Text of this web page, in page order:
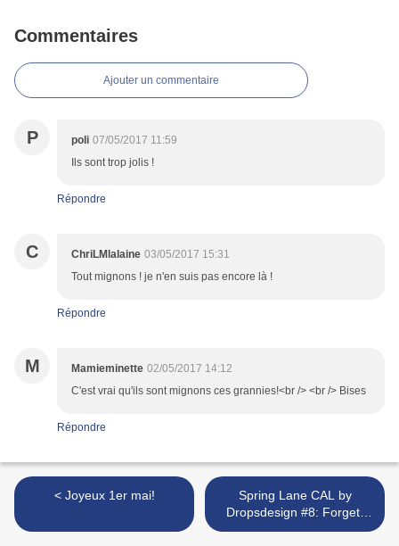
Commentaires
Ajouter un commentaire
P poli 07/05/2017 11:59
Ils sont trop jolis !
Répondre
C ChriLMlalaine 03/05/2017 15:31
Tout mignons ! je n'en suis pas encore là !
Répondre
M Mamieminette 02/05/2017 14:12
C'est vrai qu'ils sont mignons ces grannies!<br /> <br /> Bises
Répondre
< Joyeux 1er mai!
Spring Lane CAL by
Dropsdesign #8: Forget-
Me-Not >